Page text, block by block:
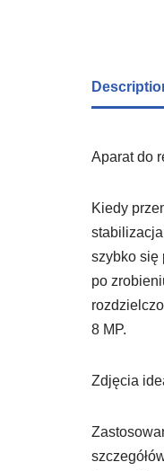
Aparat do
Kiedy
szybko się
po
8 MP.
Zdjęcia